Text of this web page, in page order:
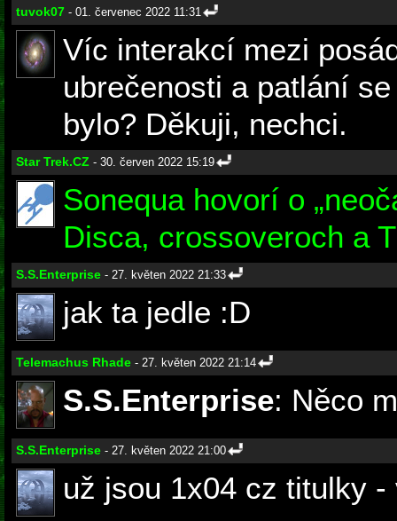
tuvok07 - 01. červenec 2022 11:31
Víc interakcí mezi
ubrečenosti a patlání
bylo? Děkuji, nechci.
Star Trek.CZ - 30. červen 2022 15:19
Sonequa hovorí o
Disca, crossoveroch a
S.S.Enterprise - 27. květen 2022 21:33
jak ta jedle :D
Telemachus Rhade - 27. květen 2022 21:14
S.S.Enterprise: Něco
S.S.Enterprise - 27. květen 2022 21:00
už jsou 1x04 cz titulky